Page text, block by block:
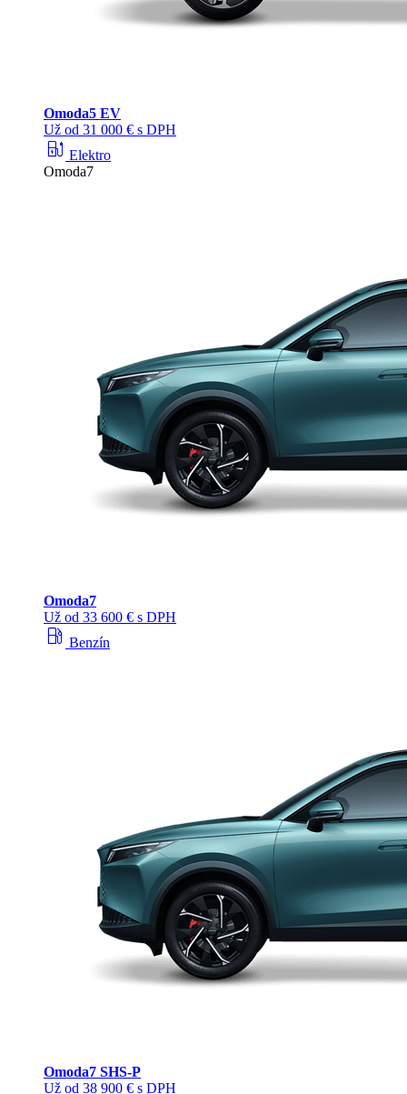
Omoda5 EV
Už od 31 000 € s DPH
ev_station Elektro
Omoda7
Omoda7
Už od 33 600 € s DPH
local_gas_station Benzín
Omoda7 SHS-P
Už od 38 900 € s DPH